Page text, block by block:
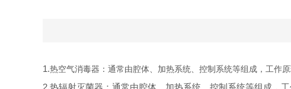
1.热空气消毒器：通常由腔体、加热系统、控制系统等组成，工作
2.